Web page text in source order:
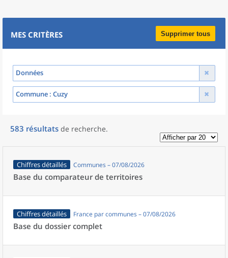
MES CRITÈRES Supprimer tous
Données
Commune : Cuzy
583 résultats de recherche.
Chiffres détaillés Communes – 07/08/2026
Base du comparateur de territoires
Chiffres détaillés France par communes – 07/08/2026
Base du dossier complet